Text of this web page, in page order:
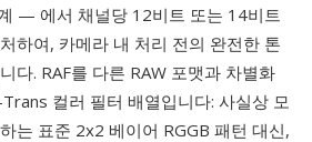
— 에서 채널당 12비트 또는 14비트
하여, 카메라 내 처리 전의 완전한 톤
다. RAF를 다른 RAW 포맷과 차별화
컬러 필터 배열입니다: 사실상 모
는 표준 2x2 베이어 RGGB 패턴 대신,